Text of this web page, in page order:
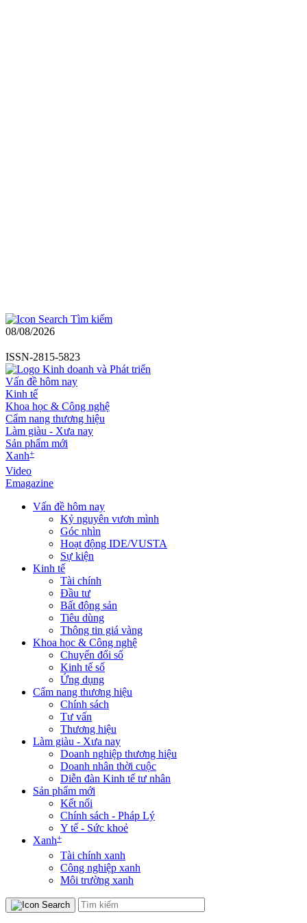
Tìm kiếm
08/08/2026
ISSN-2815-5823
Vấn đề hôm nay
Kinh tế
Khoa học & Công nghệ
Cẩm nang thương hiệu
Làm giàu - Xưa nay
Sản phẩm mới
Xanh+
Video
Emagazine
Vấn đề hôm nay
Kỷ nguyên vươn mình
Góc nhìn
Hoạt động IDE/VUSTA
Sự kiện
Kinh tế
Tài chính
Đầu tư
Bất động sản
Tiêu dùng
Thông tin giá vàng
Khoa học & Công nghệ
Chuyển đổi số
Kinh tế số
Ứng dụng
Cẩm nang thương hiệu
Chính sách
Tư vấn
Thương hiệu
Làm giàu - Xưa nay
Doanh nghiệp thương hiệu
Doanh nhân thời cuộc
Diễn đàn Kinh tế tư nhân
Sản phẩm mới
Kết nối
Chính sách - Pháp Lý
Y tế - Sức khoẻ
Xanh+
Tài chính xanh
Công nghiệp xanh
Môi trường xanh